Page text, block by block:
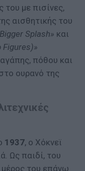
του με πισίνες,
αισθητικής του
Splash» και
Figures)»
πόθου και
ουρανό της
1937, ο Χόκνεϊ
Ως παιδί, του
του επάνω